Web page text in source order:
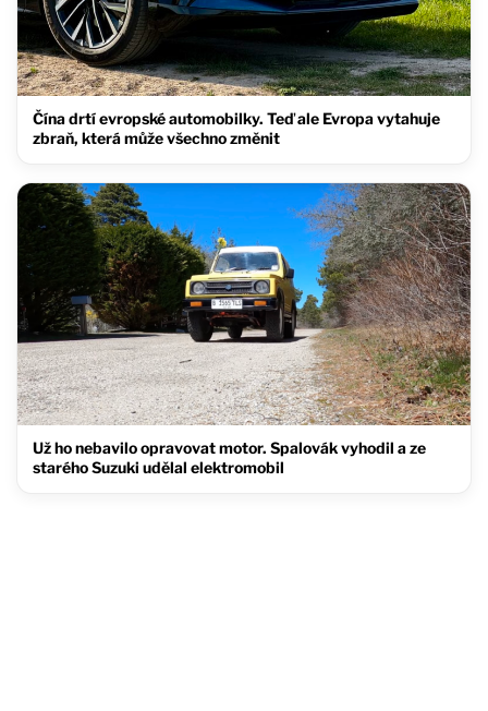
Čína drtí evropské automobilky. Teď ale Evropa vytahuje
zbraň, která může všechno změnit
Už ho nebavilo opravovat motor. Spalovák vyhodil a ze
starého Suzuki udělal elektromobil